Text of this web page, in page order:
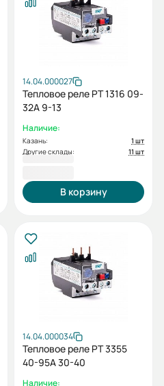
14.04.000027
Тепловое реле РТ 1316 09-
32А 9-13
Наличие:
Казань:
1 шт
Другие склады:
11 шт
В корзину
14.04.000034
Тепловое реле РТ 3355
40-95А 30-40
Наличие: